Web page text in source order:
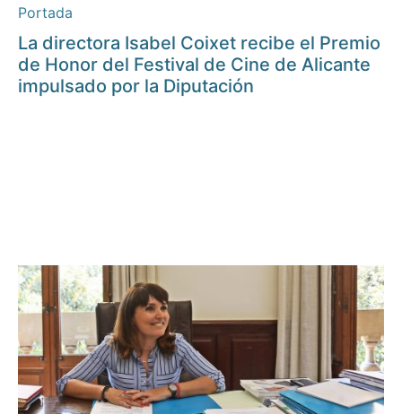
Portada
La directora Isabel Coixet recibe el Premio
de Honor del Festival de Cine de Alicante
impulsado por la Diputación